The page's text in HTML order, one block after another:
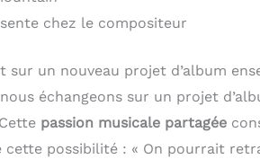
chez le compositeur
sur un nouveau projet d’album
échangeons sur un projet
passion musicale partagée
possibilité : « On pourrait